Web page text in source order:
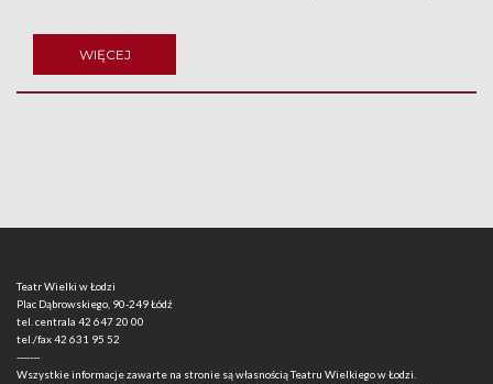
WIĘCEJ
Teatr Wielki w Łodzi
Plac Dąbrowskiego, 90-249 Łódź
tel. centrala 42 647 20 00
tel./fax42 631 95 52
-------
Wszystkie informacje zawarte na stronie są własnością Teatru Wielkiego w Łodzi.